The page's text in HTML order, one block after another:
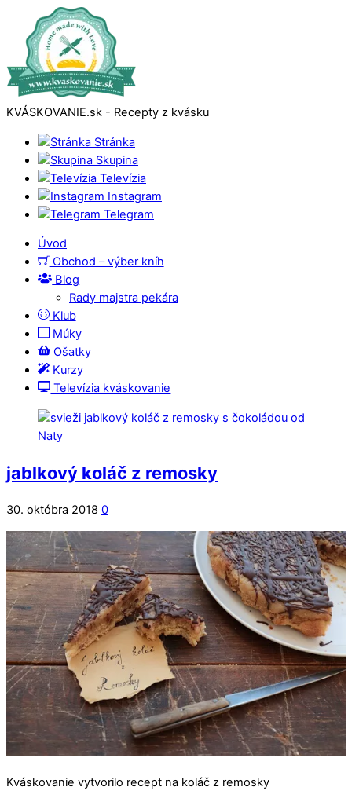
KVÁSKOVANIE.sk - Recepty z kvásku
Stránka
Skupina
Televízia
Instagram
Telegram
Úvod
Obchod – výber kníh
Blog
Rady majstra pekára
Klub
Múky
Ošatky
Kurzy
Televízia kváskovanie
jablkový koláč z remosky
30. októbra 2018 0
Kváskovanie vytvorilo recept na koláč z remosky